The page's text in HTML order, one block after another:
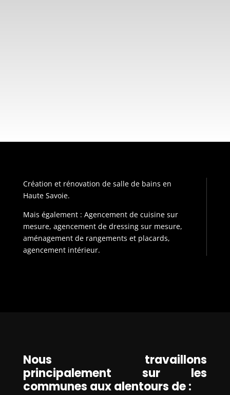
Création et rénovation de salle de bains en
Haute Savoie.
Mais également : Agencement de cuisine sur
mesure, agencement de dressing sur mesure,
aménagement de rangements et placards,
agencement intérieur.
Nous travaillons
principalement sur les
communes aux alentours de :